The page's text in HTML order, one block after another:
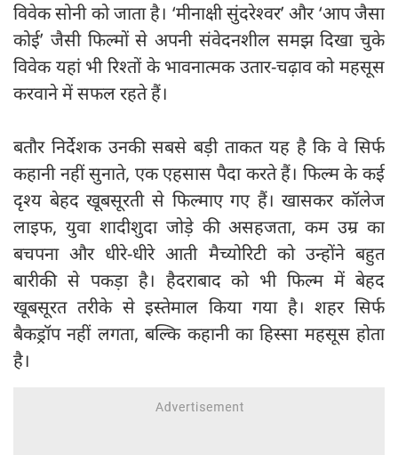
विवेक सोनी को जाता है। ‘मीनाक्षी सुंदरेश्वर’ और ‘आप जैसा
कोई’ जैसी फिल्मों से अपनी संवेदनशील समझ दिखा चुके
विवेक यहां भी रिश्तों के भावनात्मक उतार-चढ़ाव को महसूस
करवाने में सफल रहते हैं।
बतौर निर्देशक उनकी सबसे बड़ी ताकत यह है कि वे सिर्फ
कहानी नहीं सुनाते, एक एहसास पैदा करते हैं। फिल्म के कई
दृश्य बेहद खूबसूरती से फिल्माए गए हैं। खासकर कॉलेज
लाइफ, युवा शादीशुदा जोड़े की असहजता, कम उम्र का
बचपना और धीरे-धीरे आती मैच्योरिटी को उन्होंने बहुत
बारीकी से पकड़ा है। हैदराबाद को भी फिल्म में बेहद
खूबसूरत तरीके से इस्तेमाल किया गया है। शहर सिर्फ
बैकड्रॉप नहीं लगता, बल्कि कहानी का हिस्सा महसूस होता
है।